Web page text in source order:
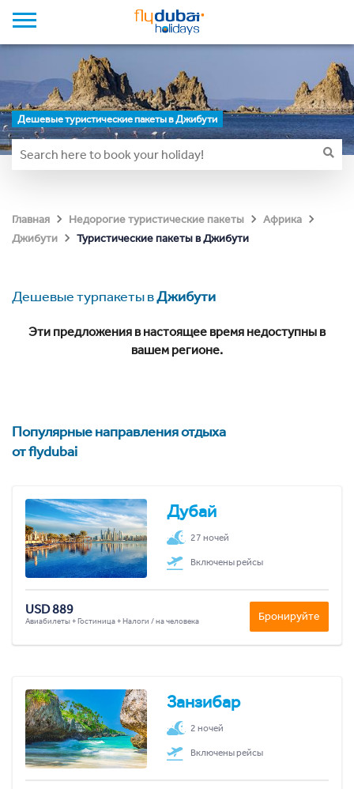
Дешевые туристические пакеты в Джибути
Главная Недорогие туристические пакеты
Африка
Джибути
Туристические пакеты в Джибути
Дешевые турпакеты вДжибути
Эти предложения в настоящее время недоступны в
вашем регионе.
Популярные направления отдыха
от flydubai
Дубай
27 ночей
Включены рейсы
USD 889
Авиабилеты + Гостиница + Налоги / на человека Бронируйте
Занзибар
2 ночей
Включены рейсы